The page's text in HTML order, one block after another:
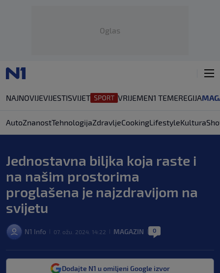
Oglas
NAJNOVIJEVIJESTISVIJET VRIJEMEN1 TEMEREGIJA
AutoZnanostTehnologijaZdravljeCookingLifestyleKultura
Jednostavna biljka koja raste i
na našim prostorima
proglašena je najzdravijom na
svijetu
N1 Info 07. ožu. 2024. 14:22 MAGAZIN 0
Dodajte N1 u omiljeni Google izvor